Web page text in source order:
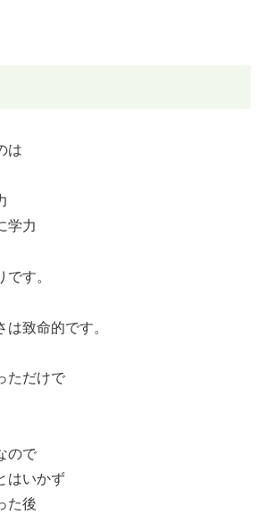
は
学力
す。
は致命的です。
ただけで
ので
はいかず
た後